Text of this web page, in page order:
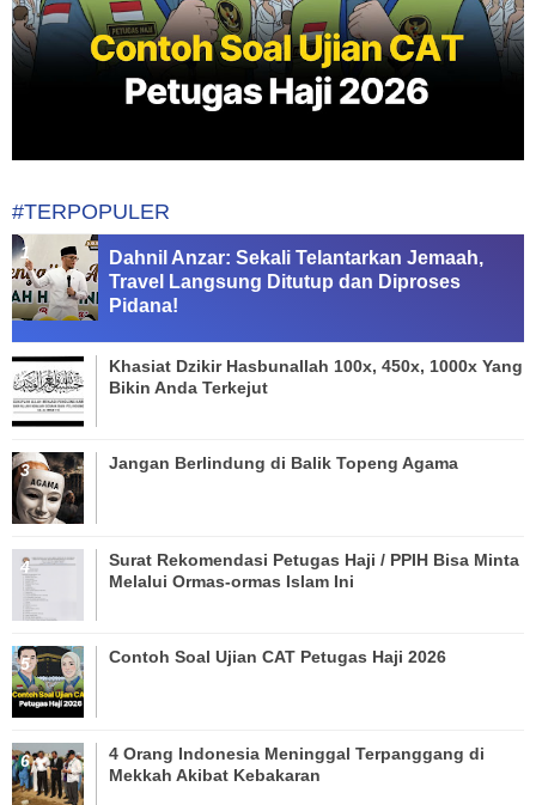
#TERPOPULER
Dahnil Anzar: Sekali Telantarkan Jemaah,
Travel Langsung Ditutup dan Diproses
Pidana!
Khasiat Dzikir Hasbunallah 100x, 450x, 1000x Yang
Bikin Anda Terkejut
Jangan Berlindung di Balik Topeng Agama
Surat Rekomendasi Petugas Haji / PPIH Bisa Minta
Melalui Ormas-ormas Islam Ini
Contoh Soal Ujian CAT Petugas Haji 2026
4 Orang Indonesia Meninggal Terpanggang di
Mekkah Akibat Kebakaran